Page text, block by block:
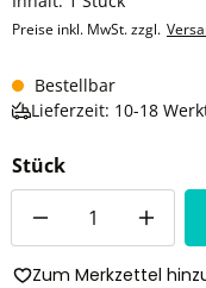
Preise inkl. MwSt. zzgl.
Bestellbar
Lieferzeit: 10-18
Stück
Zum Merkzettel